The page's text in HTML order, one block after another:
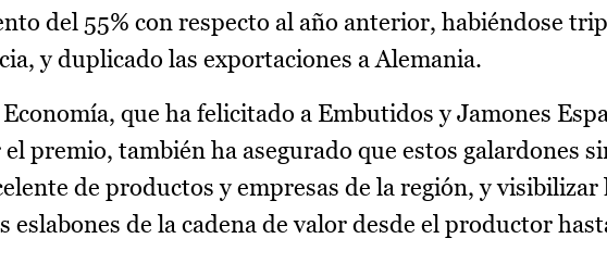
del 55% con respecto al año anterior, habiéndose
y duplicado las exportaciones a Alemania.
que ha felicitado a Embutidos y Jamones
premio, también ha asegurado que estos galardones
de productos y empresas de la región, y
eslabones de la cadena de valor desde el productor